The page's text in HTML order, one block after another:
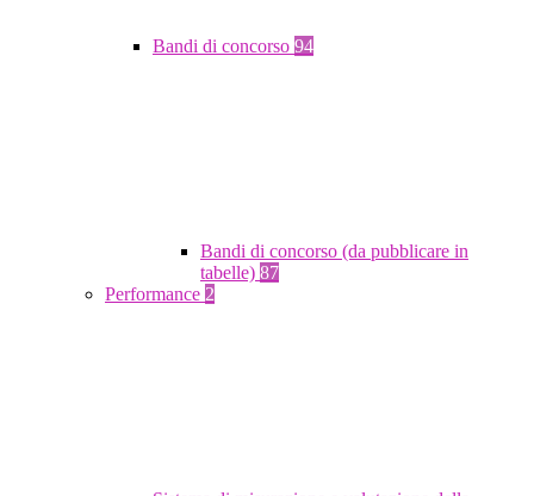
Bandi di concorso 94
Bandi di concorso (da pubblicare in
tabelle) 87
Performance 2